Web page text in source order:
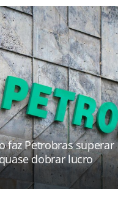
faz Petrobras superar
dobrar lucro